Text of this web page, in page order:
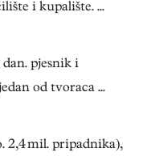
i kupalište. ...
dan. pjesnik i
od tvoraca ...
2,4 mil. pripadnika),